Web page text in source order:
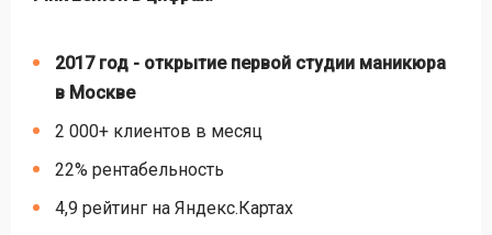
2017 год - открытие первой студии маникюра
в Москве
2 000+ клиентов в месяц
22% рентабельность
4,9 рейтинг на Яндекс.Картах